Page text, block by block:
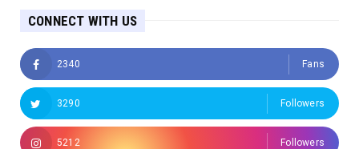
CONNECT WITH US
2340 Fans
3290 Followers
5212 Followers